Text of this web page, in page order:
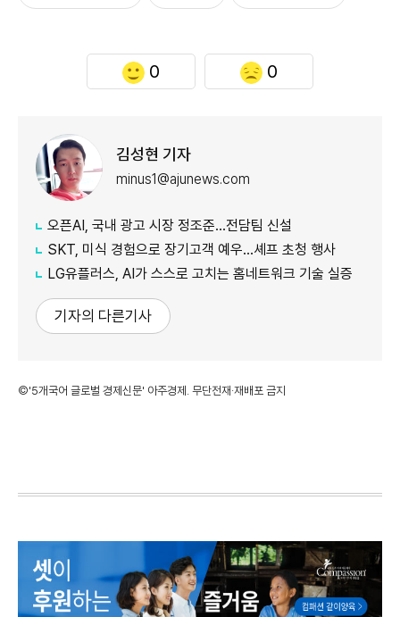
0 0
김성현 기자
minus1@ajunews.com
오픈AI, 국내 광고 시장 정조준…전담팀 신설
SKT, 미식 경험으로 장기고객 예우…셰프 초청 행사
LG유플러스, AI가 스스로 고치는 홈네트워크 기술 실증
기자의 다른기사
©'5개국어 글로벌 경제신문' 아주경제. 무단전재·재배포 금지